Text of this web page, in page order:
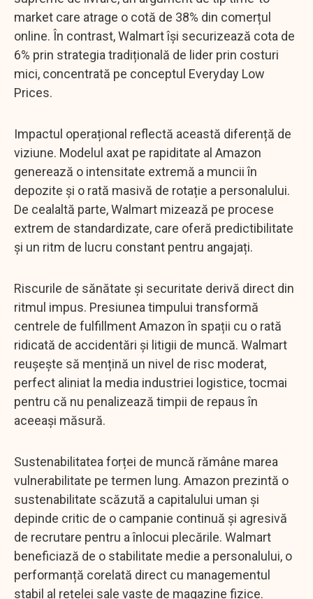
market care atrage o cotă de 38% din comerțul
online. În contrast, Walmart își securizează cota de
6% prin strategia tradițională de lider prin costuri
mici, concentrată pe conceptul Everyday Low
Prices.
Impactul operațional reflectă această diferență de
viziune. Modelul axat pe rapiditate al Amazon
generează o intensitate extremă a muncii în
depozite și o rată masivă de rotație a personalului.
De cealaltă parte, Walmart mizează pe procese
extrem de standardizate, care oferă predictibilitate
și un ritm de lucru constant pentru angajați.
Riscurile de sănătate și securitate derivă direct din
ritmul impus. Presiunea timpului transformă
centrele de fulfillment Amazon în spații cu o rată
ridicată de accidentări și litigii de muncă. Walmart
reușește să mențină un nivel de risc moderat,
perfect aliniat la media industriei logistice, tocmai
pentru că nu penalizează timpii de repaus în
aceeași măsură.
Sustenabilitatea forței de muncă rămâne marea
vulnerabilitate pe termen lung. Amazon prezintă o
sustenabilitate scăzută a capitalului uman și
depinde critic de o campanie continuă și agresivă
de recrutare pentru a înlocui plecările. Walmart
beneficiază de o stabilitate medie a personalului, o
performanță corelată direct cu managementul
stabil al rețelei sale vaste de magazine fizice.